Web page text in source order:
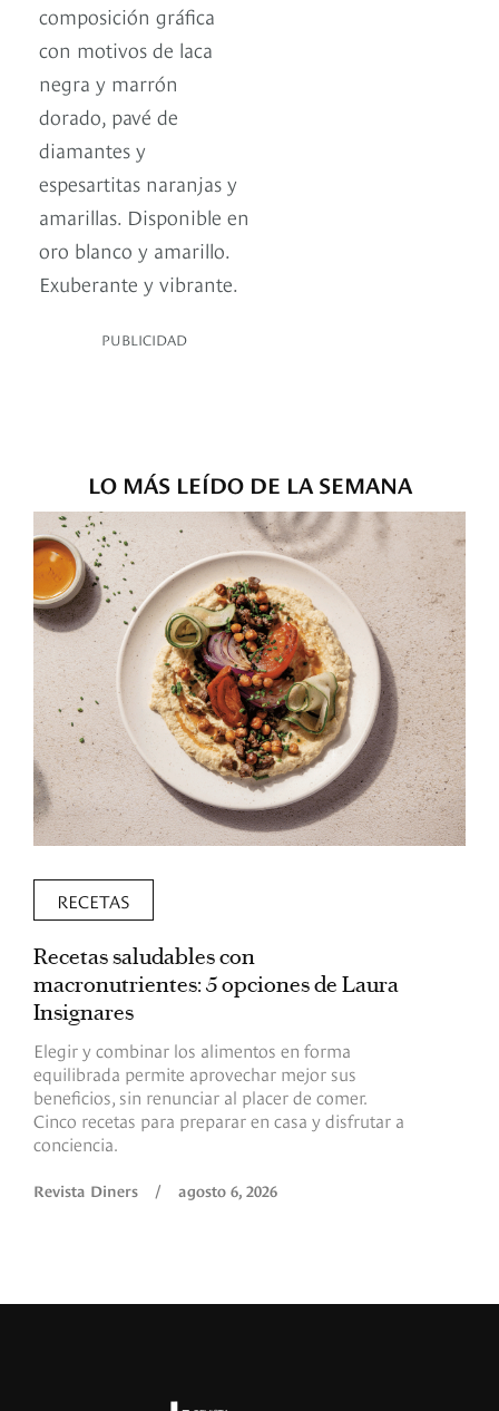
composición gráfica
con motivos de laca
negra y marrón
dorado, pavé de
diamantes y
espesartitas naranjas y
amarillas. Disponible en
oro blanco y amarillo.
Exuberante y vibrante.
PUBLICIDAD
LO MÁS LEÍDO DE LA SEMANA
RECETAS
Recetas saludables con
macronutrientes: 5 opciones de Laura
Insignares
Elegir y combinar los alimentos en forma
equilibrada permite aprovechar mejor sus
beneficios, sin renunciar al placer de comer.
Cinco recetas para preparar en casa y disfrutar a
conciencia.
Revista Diners / agosto 6, 2026